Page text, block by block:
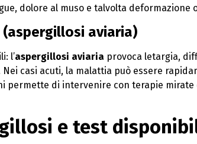
dolore al muso e talvolta deformazione
aviaria)
l’aspergillosi aviaria provoca letargia,
casi acuti, la malattia può essere
permette di intervenire con terapie
e test